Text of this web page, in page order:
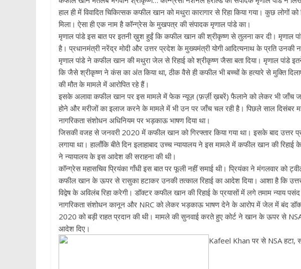
हाल ही में विवादित चिकित्सक कफील खान को मथुरा कारागार से रिहा किया गया। कुछ
मिला। ऐसा ही एक नाम है कॉन्ग्रेस के मुखपत्र की संपादक मृणाल पांडे का।
मृणाल पांडे इस बात पर इतनी ख़ुश हुईं कि कफील खान की श्रीकृष्ण से तुलना कर दी। मृणाल
है। प्रधानमंत्री नरेंद्र मोदी और उत्तर प्रदेश के मुख्यमंत्री योगी आदित्यनाथ के प्रति उनकी
मृणाल पांडे ने कफील खान की मथुरा जेल से रिहाई को श्रीकृष्ण जैसा बता दिया। मृणाल पांडे
कि जैसे श्रीकृष्ण ने कंस का अंत किया था, ठीक वैसे ही कफील भी बच्चों के हत्यारे से मुक्ति
की मौत के मामले में आरोपित रहे हैं।
इसके अलावा कफील खान पर इस मामले में फेक न्यूज़ (फ़र्ज़ी ख़बरें) फैलाने को लेकर भी जाँच
होने और मरीजों का इलाज करने के मामले में भी उन पर जाँच चल रही है। पिछले साल दिसंबर
नागरिकता संशोधन अधिनियम पर भड़काऊ भाषण दिया था।
जिसकी वजह से जनवरी 2020 में कफील खान को गिरफ्तार किया गया था। इसके बाद उत्तर
लगाया था। हालाँकि बीते दिन इलाहाबाद उच्च न्यायालय ने इस मामले में कफील खान की
ने न्यायालय के इस आदेश की सराहना की थी।
कॉन्ग्रेस महासचिव प्रियंका गाँधी इस बात पर फूली नहीं समाई थी। प्रियंका ने मंगलवार को
कफील खान के ऊपर से रासुका हटाकर उनकी तत्काल रिहाई का आदेश दिया। आशा है कि
विद्वेष के अविलंब रिहा करेगी। डॉक्टर कफील खान की रिहाई के प्रयासों में लगे तमाम न्याय
नागरिकता संशोधन कानून और NRC को लेकर भड़काऊ भाषण देने के आरोप में जेल में बंद
2020 को बड़ी राहत प्रदान की थी। मामले की सुनवाई करते हुए कोर्ट ने खान के ऊपर से
आदेश दिए।
Kafeel Khan पर से NSA हटा,